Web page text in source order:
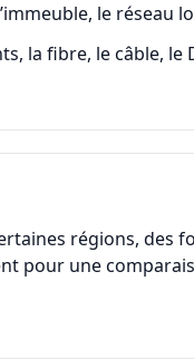
le réseau
la fibre, le câble, le
régions,
pour une